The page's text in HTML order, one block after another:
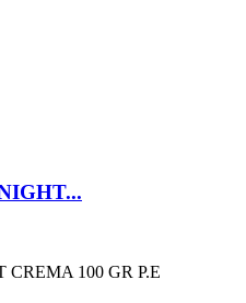
100 GR P.E